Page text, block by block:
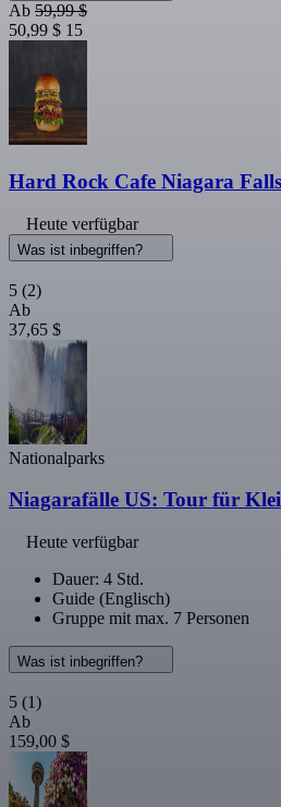
Ab 59,99 $
50,99 $ 15
Hard Rock Cafe Niagara Falls
Heute verfügbar
Was ist inbegriffen?
5 (2)
Ab
37,65 $
Nationalparks
Niagarafälle US: Tour für
Heute verfügbar
Dauer: 4 Std.
Guide (Englisch)
Gruppe mit max. 7 Personen
Was ist inbegriffen?
5 (1)
Ab
159,00 $